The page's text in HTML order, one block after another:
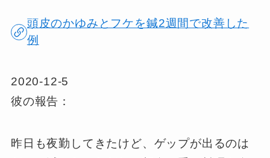
頭皮のかゆみとフケを鍼2週間で改善した
例
2020-12-5
彼の報告：
昨日も夜勤してきたけど、ゲップが出るのは